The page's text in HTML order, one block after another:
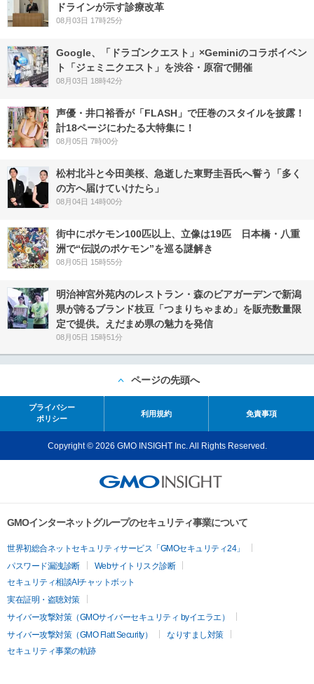
ドラインが示す診療改革
08月03日 17時25分
Google、「ドラゴンクエスト」×Geminiのコラボイベン
ト「ジェミニクエスト」を渋谷・原宿で開催
08月03日 18時42分
声優・井口裕香が「FLASH」で圧巻のスタイルを披露！
計18ページにわたる大特集に！
08月05日 7時00分
松村北斗と今田美桜、急逝した東野圭吾氏へ誓う「多く
の方へ届けていけたら」
08月04日 14時00分
街中にポケモン100匹以上、立像は19匹 日本橋・八重
洲で“伝説のポケモン”を巡る謎解き
08月05日 15時55分
明治神宮外苑内のレストラン・森のビアガーデンで新潟
県が誇るブランド枝豆「つまりちゃまめ」を販売数量限
定で提供。えだまめ県の魅力を発信
08月05日 15時51分
ページの先頭へ
プライバシー
ポリシー
利用規約 免責事項
Copyright © 2026 GMO INSIGHT Inc. All Rights Reserved.
GMOインターネットグループのセキュリティ事業について
世界初総合ネットセキュリティサービス「GMOセキュリティ24」
パスワード漏洩診断
Webサイトリスク診断
セキュリティ相談AIチャットボット
実在証明・盗聴対策
サイバー攻撃対策（GMOサイバーセキュリティ byイエラエ）
サイバー攻撃対策（GMO Flatt Security）
なりすまし対策
セキュリティ事業の軌跡